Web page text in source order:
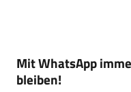
Mit WhatsApp
bleiben!